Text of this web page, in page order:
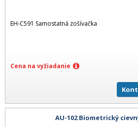
EH-C591 Samostatná zošívačka
Cena na vyžiadanie
AU-102 Biometrický